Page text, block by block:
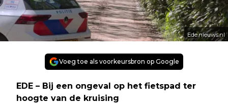
Ede.nieuws.nl
Voeg toe als voorkeursbron op Google
EDE – Bij een ongeval op het fietspad ter
hoogte van de kruising